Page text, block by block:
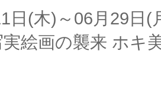
日(木)～06月29日(
実絵画の襲来 ホ